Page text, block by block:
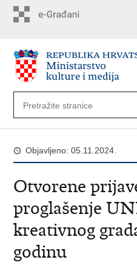
Objavljeno: 05.11.2024.
Otvorene
proglašenje
kreativnog
godinu